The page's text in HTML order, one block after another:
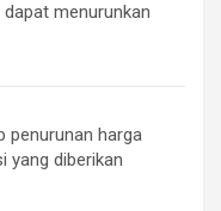
menurunkan
penurunan harga
yang diberikan